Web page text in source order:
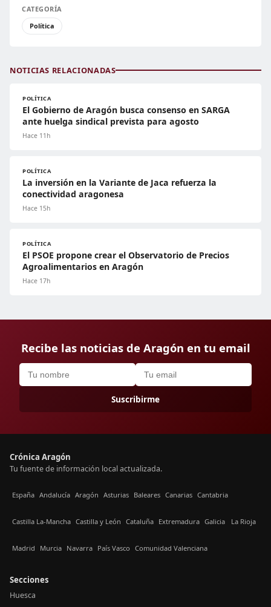
CATEGORÍA
Política
NOTICIAS RELACIONADAS
POLÍTICA
El Gobierno de Aragón busca consenso en SARGA
ante huelga sindical prevista para agosto
Hace 11h
POLÍTICA
La inversión en la Variante de Jaca refuerza la
conectividad aragonesa
Hace 15h
POLÍTICA
El PSOE propone crear el Observatorio de Precios
Agroalimentarios en Aragón
Hace 17h
Recibe las noticias de Aragón en tu email
Suscribirme
Crónica Aragón
Tu fuente de información local actualizada.
España Andalucía Aragón Asturias Baleares Canarias Cantabria
Castilla La-Mancha Castilla y León Cataluña Extremadura Galicia La Rioja
Madrid Murcia Navarra País Vasco Comunidad Valenciana
Secciones
Huesca